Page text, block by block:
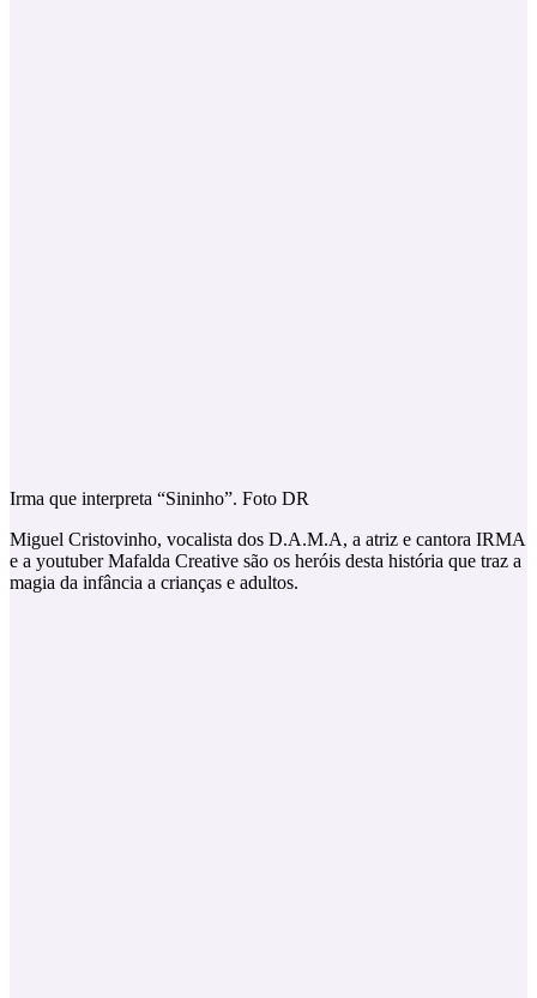
Irma que interpreta “Sininho”. Foto DR
Miguel Cristovinho, vocalista dos D.A.M.A, a atriz e cantora IRMA
e a youtuber Mafalda Creative são os heróis desta história que traz a
magia da infância a crianças e adultos.